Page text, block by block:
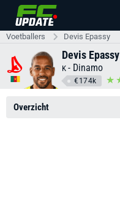
Voetballers Devis Epassy
Devis Epassy
K - Dinamo
€174k
Overzicht